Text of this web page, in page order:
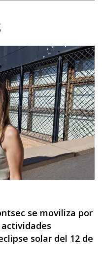
se moviliza por
solar del 12 de